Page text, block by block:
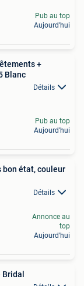
Pub au top
Aujourd'hui
+
Blanc
Détails
Pub au top
Aujourd'hui
bon état, couleur
Détails
Annonce au
top
Aujourd'hui